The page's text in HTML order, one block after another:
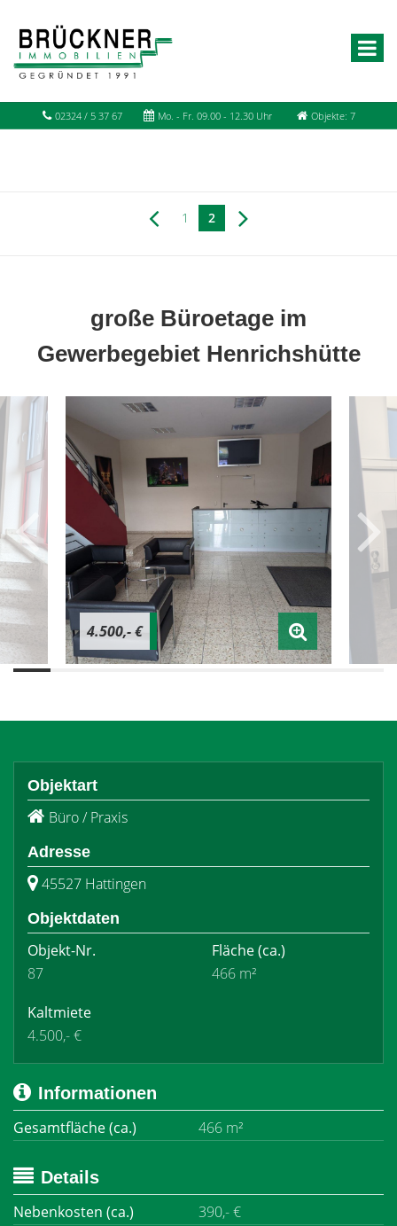
02324 / 5 37 67 Mo. - Fr. 09.00 - 12.30 Uhr Objekte: 7
1 2
große Büroetage im
Gewerbegebiet Henrichshütte
4.500,- €
Objektart
Büro / Praxis
Adresse
45527 Hattingen
Objektdaten
Objekt-Nr.
87
Fläche(ca.)
466 m²
Kaltmiete
4.500,- €
Informationen
Gesamtfläche (ca.)
466 m²
Details
Nebenkosten (ca.)
390,- €